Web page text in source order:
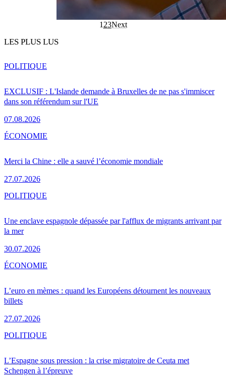
1 23Next
LES PLUS LUS
EXCLUSIF : L'Islande demande à Bruxelles de ne pas s'immiscer
dans son référendum sur l'UE
07.08.2026
POLITIQUE
Merci la Chine : elle a sauvé l’économie mondiale
27.07.2026
ÉCONOMIE
Une enclave espagnole dépassée par l'afflux de migrants arrivant par
la mer
30.07.2026
POLITIQUE
L’euro en mèmes : quand les Européens détournent les nouveaux
billets
27.07.2026
ÉCONOMIE
L’Espagne sous pression : la crise migratoire de Ceuta met
Schengen à l’épreuve
POLITIQUE